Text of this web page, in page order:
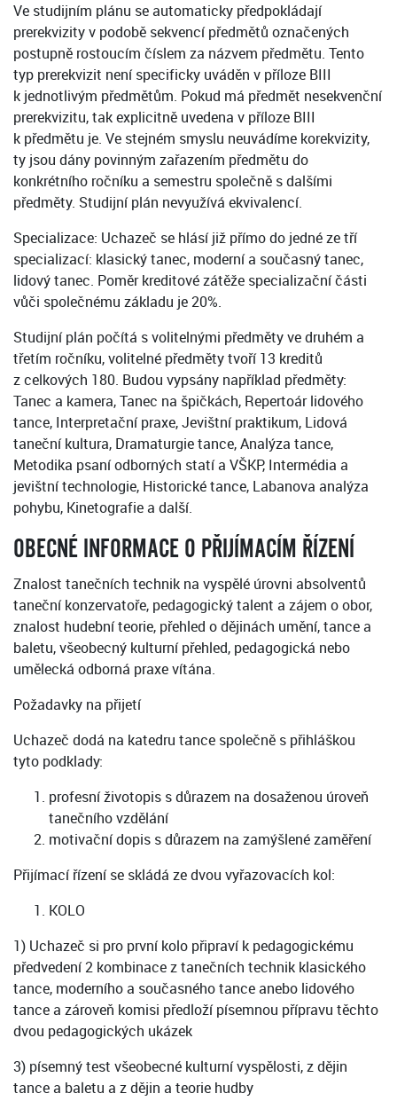
Ve studijním plánu se automaticky předpokládají
prerekvizity v podobě sekvencí předmětů označených
postupně rostoucím číslem za názvem předmětu. Tento
typ prerekvizit není specificky uváděn v příloze BIII
k jednotlivým předmětům. Pokud má předmět nesekvenční
prerekvizitu, tak explicitně uvedena v příloze BIII
k předmětu je. Ve stejném smyslu neuvádíme korekvizity,
ty jsou dány povinným zařazením předmětu do
konkrétního ročníku a semestru společně s dalšími
předměty. Studijní plán nevyužívá ekvivalencí.
Specializace: Uchazeč se hlásí již přímo do jedné ze tří
specializací: klasický tanec, moderní a současný tanec,
lidový tanec. Poměr kreditové zátěže specializační části
vůči společnému základu je 20%.
Studijní plán počítá s volitelnými předměty ve druhém a
třetím ročníku, volitelné předměty tvoří 13 kreditů
z celkových 180. Budou vypsány například předměty:
Tanec a kamera, Tanec na špičkách, Repertoár lidového
tance, Interpretační praxe, Jevištní praktikum, Lidová
taneční kultura, Dramaturgie tance, Analýza tance,
Metodika psaní odborných statí a VŠKP, Intermédia a
jevištní technologie, Historické tance, Labanova analýza
pohybu, Kinetografie a další.
OBECNÉ INFORMACE O PŘIJÍMACÍM ŘÍZENÍ
Znalost tanečních technik na vyspělé úrovni absolventů
taneční konzervatoře, pedagogický talent a zájem o obor,
znalost hudební teorie, přehled o dějinách umění, tance a
baletu, všeobecný kulturní přehled, pedagogická nebo
umělecká odborná praxe vítána.
Požadavky na přijetí
Uchazeč dodá na katedru tance společně s přihláškou
tyto podklady:
profesní životopis s důrazem na dosaženou úroveň
tanečního vzdělání
motivační dopis s důrazem na zamýšlené zaměření
Přijímací řízení se skládá ze dvou vyřazovacích kol:
KOLO
1) Uchazeč si pro první kolo připraví k pedagogickému
předvedení 2 kombinace z tanečních technik klasického
tance, moderního a současného tance anebo lidového
tance a zároveň komisi předloží písemnou přípravu těchto
dvou pedagogických ukázek
3) písemný test všeobecné kulturní vyspělosti, z dějin
tance a baletu a z dějin a teorie hudby